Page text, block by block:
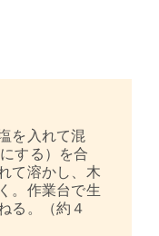
を入れて混
する）を合
て溶かし、木
。作業台で生
る。（約４